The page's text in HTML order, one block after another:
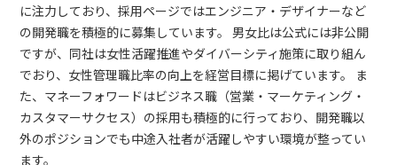
に注力しており、採用ページではエンジニア・デザイナーなど
の開発職を積極的に募集しています。 男女比は公式には非公開
ですが、同社は女性活躍推進やダイバーシティ施策に取り組ん
でおり、女性管理職比率の向上を経営目標に掲げています。 ま
た、マネーフォワードはビジネス職（営業・マーケティング・
カスタマーサクセス）の採用も積極的に行っており、開発職以
外のポジションでも中途入社者が活躍しやすい環境が整ってい
ます。